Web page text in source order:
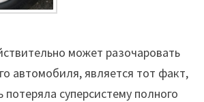
может разочаровать
автомобиля, является тот факт,
суперсистему полного